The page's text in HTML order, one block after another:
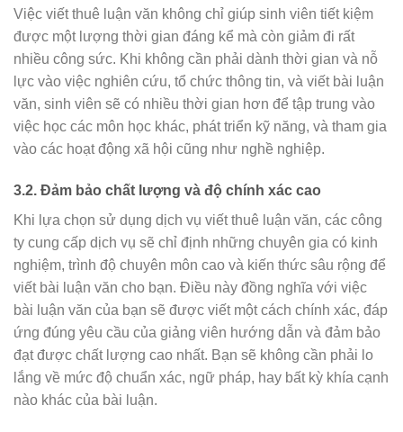
Việc viết thuê luận văn không chỉ giúp sinh viên tiết kiệm
được một lượng thời gian đáng kể mà còn giảm đi rất
nhiều công sức. Khi không cần phải dành thời gian và nỗ
lực vào việc nghiên cứu, tổ chức thông tin, và viết bài luận
văn, sinh viên sẽ có nhiều thời gian hơn để tập trung vào
việc học các môn học khác, phát triển kỹ năng, và tham gia
vào các hoạt động xã hội cũng như nghề nghiệp.
3.2. Đảm bảo chất lượng và độ chính xác cao
Khi lựa chọn sử dụng dịch vụ viết thuê luận văn, các công
ty cung cấp dịch vụ sẽ chỉ định những chuyên gia có kinh
nghiệm, trình độ chuyên môn cao và kiến thức sâu rộng để
viết bài luận văn cho bạn. Điều này đồng nghĩa với việc
bài luận văn của bạn sẽ được viết một cách chính xác, đáp
ứng đúng yêu cầu của giảng viên hướng dẫn và đảm bảo
đạt được chất lượng cao nhất. Bạn sẽ không cần phải lo
lắng về mức độ chuẩn xác, ngữ pháp, hay bất kỳ khía cạnh
nào khác của bài luận.